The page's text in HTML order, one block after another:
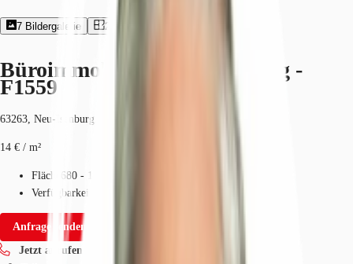
7 Bildergalerie 2
Büroimmobilie - Neu-Isenburg -
F1559
63263, Neu-Isenburg, Hessen
14 € / m²
Fläche
680 - 1.440 m²
Verfügbarkeit
Anfrage senden
Jetzt anrufen